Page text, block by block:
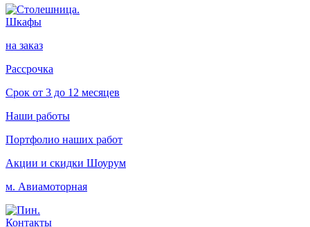
Шкафы
на заказ
Рассрочка
Срок от 3 до 12 месяцев
Наши работы
Портфолио наших работ
Акции и скидки Шоурум
м. Авиамоторная
Контакты